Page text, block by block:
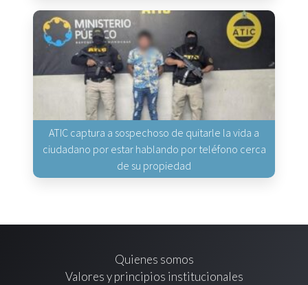
ATIC captura a sospechoso de quitarle la vida a
ciudadano por estar hablando por teléfono cerca
de su propiedad
Quienes somos
Valores y principios institucionales